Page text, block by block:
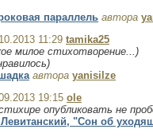
параллель автора
11:29 tamika25
милое стихотворение...)
автора yanisilze
19:15 ole
опубликовать не
"Сон об